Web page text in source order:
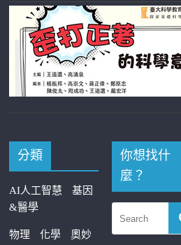
分類
AI人工智慧
基因
&醫學
物理 化學
奧妙
你想找什
麼？